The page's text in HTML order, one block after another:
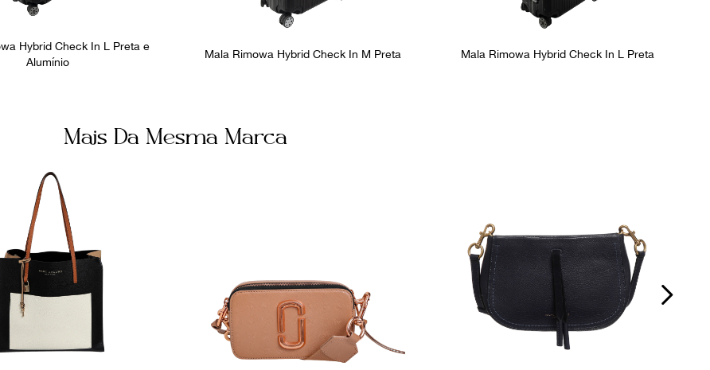
Hybrid Check In L Preta e
Alumínio
Mala Rimowa Hybrid Check In M Preta Mala Rimowa Hybrid Check In L Preta
Mais Da Mesma Marca